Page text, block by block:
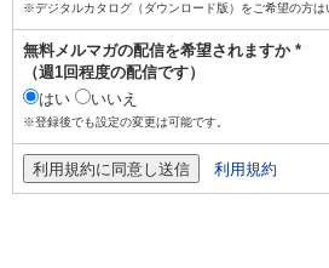
※デジタルカタログ（ダウンロード版）をご希望の方は
無料メルマガの配信を希望されますか *
（週1回程度の配信です）
はい
いいえ
※登録後でも設定の変更は可能です。
利用規約